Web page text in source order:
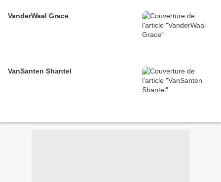
VanderWaal Grace
VanSanten Shantel